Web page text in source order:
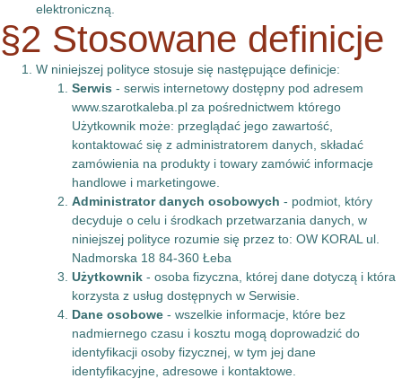
elektroniczną.
§2 Stosowane definicje
W niniejszej polityce stosuje się następujące definicje:
Serwis - serwis internetowy dostępny pod adresem
www.szarotkaleba.pl za pośrednictwem którego
Użytkownik może: przeglądać jego zawartość,
kontaktować się z administratorem danych, składać
zamówienia na produkty i towary zamówić informacje
handlowe i marketingowe.
Administrator danych osobowych - podmiot, który
decyduje o celu i środkach przetwarzania danych, w
niniejszej polityce rozumie się przez to: OW KORAL ul.
Nadmorska 18 84-360 Łeba
Użytkownik - osoba fizyczna, której dane dotyczą i która
korzysta z usług dostępnych w Serwisie.
Dane osobowe - wszelkie informacje, które bez
nadmiernego czasu i kosztu mogą doprowadzić do
identyfikacji osoby fizycznej, w tym jej dane
identyfikacyjne, adresowe i kontaktowe.